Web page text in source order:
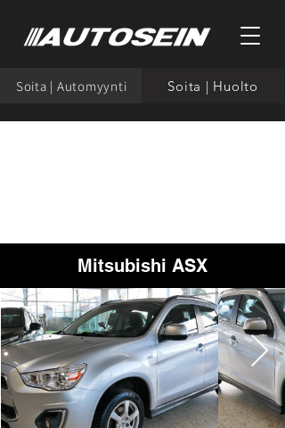
Soita | Automyynti Soita | Huolto
Mitsubishi ASX